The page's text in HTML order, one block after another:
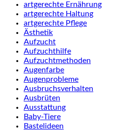
artgerechte Ernährung
artgerechte Haltung
artgerechte Pflege
Ästhetik
Aufzucht
Aufzuchthilfe
Aufzuchtmethoden
Augenfarbe
Augenprobleme
Ausbruchsverhalten
Ausbrüten
Ausstattung
Baby-Tiere
Bastelideen